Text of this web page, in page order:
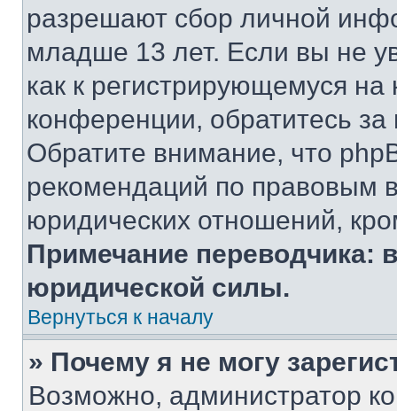
разрешают сбор личной
младше 13 лет. Если вы не
как к регистрирующемуся
конференции, обратитесь
Обратите внимание, что
рекомендаций по правовым
юридических отношений,
Примечание переводчика:
юридической силы.
Вернуться к началу
» Почему я не могу
Возможно, администратор